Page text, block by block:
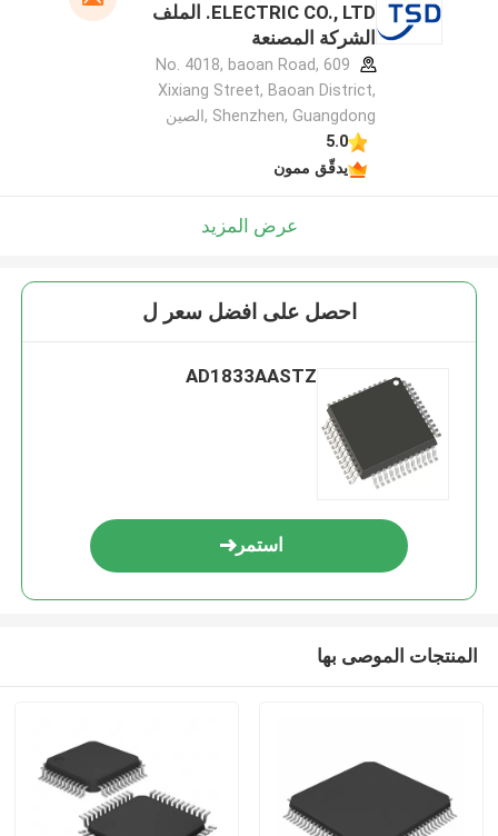
ELECTRIC CO., LTD. الملف
الشركة المصنعة
609 No. 4018, baoan Road,
Xixiang Street, Baoan District,
Shenzhen, Guangdong ,الصين
5.0
يدقّق ممون
عرض المزيد
احصل على افضل سعر ل
AD1833AASTZ
استمر
المنتجات الموصى بها